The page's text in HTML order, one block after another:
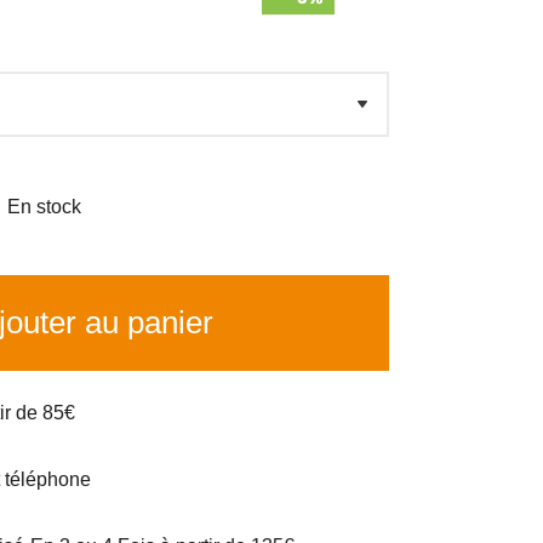
En stock
au panier
de 85€
téléphone